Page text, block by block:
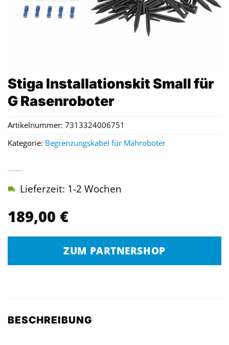
Stiga Installationskit Small für
G Rasenroboter
189,00 €
Lieferzeit: 1-2 Wochen
ZUM PARTNERSHOP
Artikelnummer: 7313324006751
Kategorie: Begrenzungskabel für Mähroboter
BESCHREIBUNG